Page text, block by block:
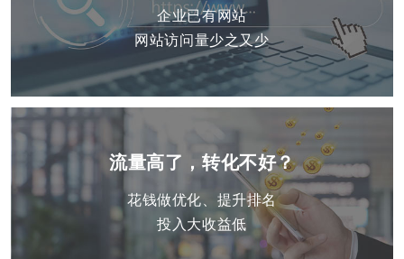
企业已有网站
网站访问量少之又少
流量高了，转化不好？
花钱做优化、提升排名
投入大收益低